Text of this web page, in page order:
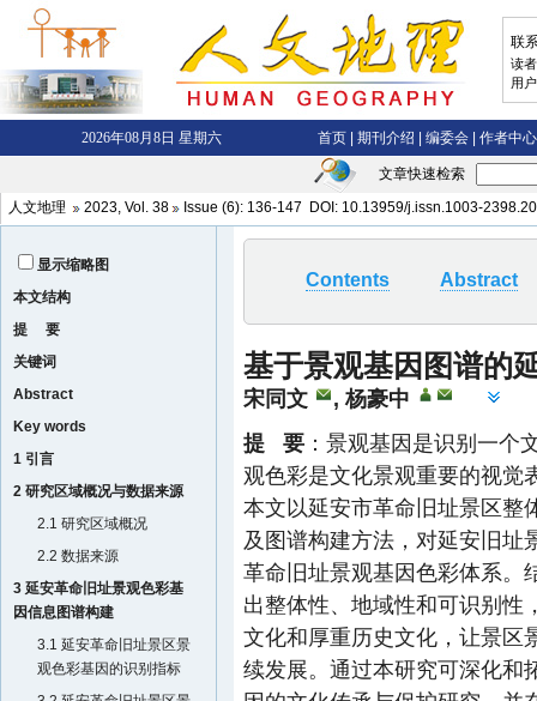
文章快速检索
人文地理
2023, Vol. 38 Issue (6): 136-147 DOI: 10.13959/j.issn.1003-
显示缩略图
本文结构
提 要
关键词
Abstract
Key words
1 引言
2 研究区域概况与数据来源
2.1 研究区域概况
2.2 数据来源
3 延安革命旧址景观色彩基
因信息图谱构建
3.1 延安革命旧址景区景
观色彩基因的识别指标
Contents Abstract
基于景观基因图谱的
宋同文 ,杨豪中
提 要 ：景观基因是识别一个
观色彩是文化景观重要的视觉
本文以延安市革命旧址景区整
及图谱构建方法，对延安旧址
革命旧址景观基因色彩体系。
出整体性、地域性和可识别性
文化和厚重历史文化，让景区
续发展。通过本研究可深化和